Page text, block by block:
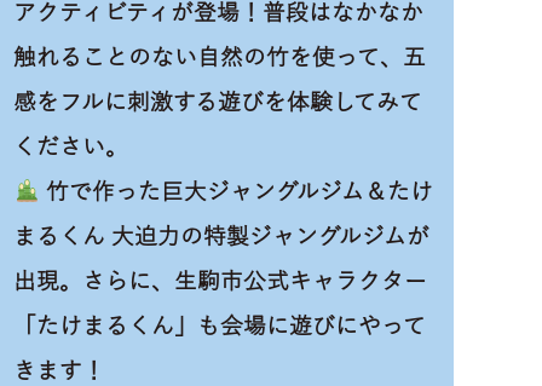
アクティビティが登場！普段はなかなか
触れることのない自然の竹を使って、五
感をフルに刺激する遊びを体験してみて
ください。
竹で作った巨大ジャングルジム＆たけ
まるくん 大迫力の特製ジャングルジムが
出現。さらに、生駒市公式キャラクター
「たけまるくん」も会場に遊びにやって
きます！